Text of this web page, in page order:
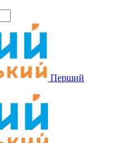
Перший